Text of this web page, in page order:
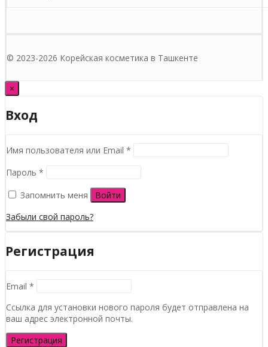
© 2023-2026 Корейская косметика в Ташкенте
×
Вход
Имя пользователя или Email *
Пароль *
Запомнить меня
Войти
Забыли свой пароль?
Регистрация
Email *
Ссылка для установки нового пароля будет отправлена ​​на
ваш адрес электронной почты.
Регистрация